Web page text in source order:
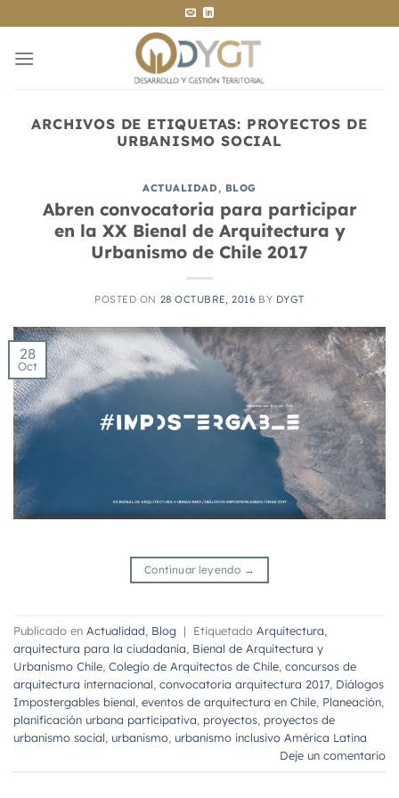
al
contenido
ARCHIVOS DE ETIQUETAS: PROYECTOS DE
URBANISMO SOCIAL
ACTUALIDAD, BLOG
Abren convocatoria para participar
en la XX Bienal de Arquitectura y
Urbanismo de Chile 2017
POSTED ON 28 OCTUBRE, 2016 BY DYGT
28
Oct
Continuar leyendo →
Publicado en Actualidad Blog | Etiquetado Arquitectura
arquitectura para la ciudadanía Bienal de Arquitectura y
Urbanismo Chile Colegio de Arquitectos de Chile concursos de
arquitectura internacional convocatoria arquitectura 2017 Diálogos
Impostergables bienal eventos de arquitectura en Chile Planeación
planificación urbana participativa proyectos proyectos de
urbanismo social urbanismo urbanismo inclusivo América Latina
Deje un comentario